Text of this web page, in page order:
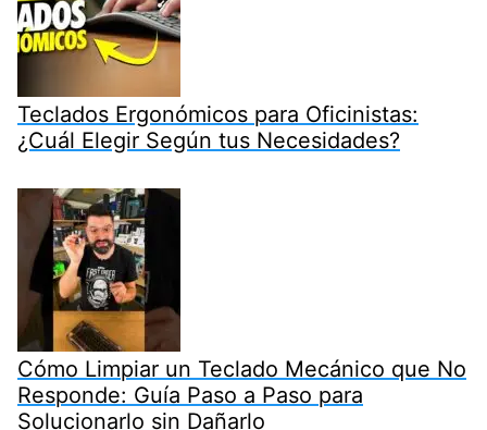
Teclados Ergonómicos para Oficinistas:
¿Cuál Elegir Según tus Necesidades?
Cómo Limpiar un Teclado Mecánico que No
Responde: Guía Paso a Paso para
Solucionarlo sin Dañarlo